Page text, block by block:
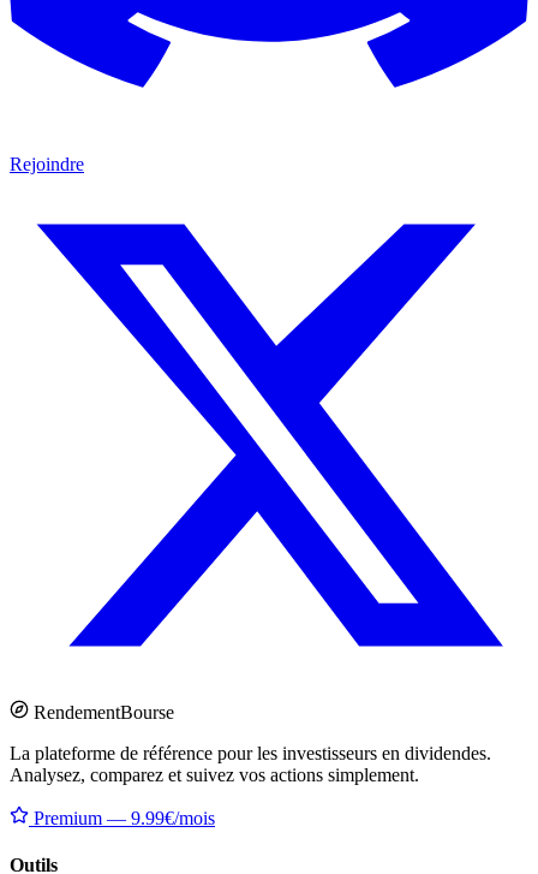
Rejoindre
RendementBourse
La plateforme de référence pour les investisseurs en dividendes.
Analysez, comparez et suivez vos actions simplement.
Premium — 9.99€/mois
Outils